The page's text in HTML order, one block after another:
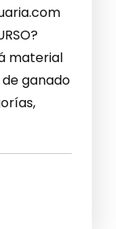
material
ganado